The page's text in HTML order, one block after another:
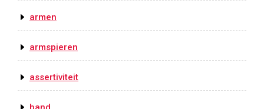
armen
armspieren
assertiviteit